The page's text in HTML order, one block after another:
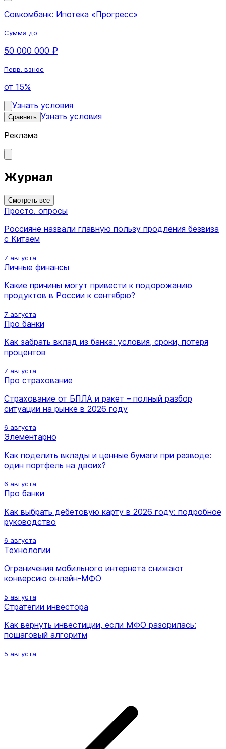
Совкомбанк: Ипотека «Прогресс»
Сумма до
50 000 000 ₽
Перв. взнос
от 15%
Узнать условия
Сравнить Узнать условия
Реклама
Журнал
Смотреть все
Просто. опросы
Россияне назвали главную пользу продления безвиза
с Китаем
7 августа
Личные финансы
Какие причины могут привести к подорожанию
продуктов в России к сентябрю?
7 августа
Про банки
Как забрать вклад из банка: условия, сроки, потеря
процентов
7 августа
Про страхование
Страхование от БПЛА и ракет – полный разбор
ситуации на рынке в 2026 году
6 августа
Элементарно
Как поделить вклады и ценные бумаги при разводе:
один портфель на двоих?
6 августа
Про банки
Как выбрать дебетовую карту в 2026 году: подробное
руководство
6 августа
Технологии
Ограничения мобильного интернета снижают
конверсию онлайн-МФО
5 августа
Стратегии инвестора
Как вернуть инвестиции, если МФО разорилась:
пошаговый алгоритм
5 августа